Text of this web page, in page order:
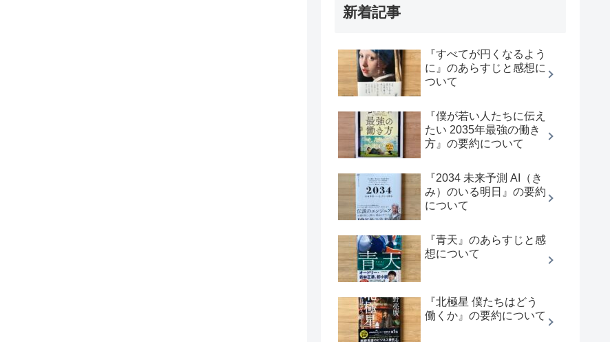
新着記事
『すべてが円くなるよう
に』のあらすじと感想に
ついて
『僕が若い人たちに伝え
たい 2035年最強の働き
方』の要約について
『2034 未来予測 AI（き
み）のいる明日』の要約
について
『青天』のあらすじと感
想について
『北極星 僕たちはどう
働くか』の要約について